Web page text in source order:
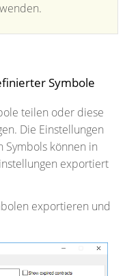
Symbole
teilen oder diese
Die Einstellungen
können in
exportiert
exportieren und